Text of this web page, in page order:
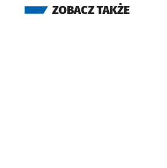
ZOBACZ TAKŻE